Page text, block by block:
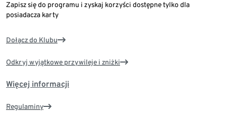
Zapisz się do programu i zyskaj korzyści dostępne tylko dla
posiadacza karty
Dołącz do Klubu
Odkryj wyjątkowe przywileje i zniżki
Więcej informacji
Regulaminy